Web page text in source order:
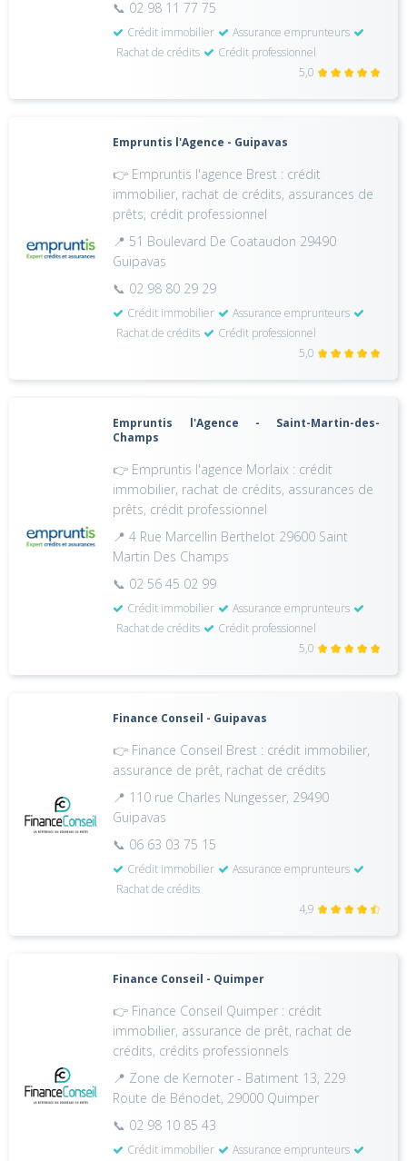
📞 02 98 11 77 75
Crédit immobilier
Assurance emprunteurs
Rachat de crédits
Crédit professionnel
5,0
Empruntis l'Agence - Guipavas
👉 Empruntis l'agence Brest : crédit
immobilier, rachat de crédits, assurances de
prêts, crédit professionnel
📍 51 Boulevard De Coataudon 29490
Guipavas
📞 02 98 80 29 29
Crédit immobilier
Assurance emprunteurs
Rachat de crédits
Crédit professionnel
5,0
Empruntis l'Agence - Saint-Martin-des-
Champs
👉 Empruntis l'agence Morlaix : crédit
immobilier, rachat de crédits, assurances de
prêts, crédit professionnel
📍 4 Rue Marcellin Berthelot 29600 Saint
Martin Des Champs
📞 02 56 45 02 99
Crédit immobilier
Assurance emprunteurs
Rachat de crédits
Crédit professionnel
5,0
Finance Conseil - Guipavas
👉 Finance Conseil Brest : crédit immobilier,
assurance de prêt, rachat de crédits
📍 110 rue Charles Nungesser, 29490
Guipavas
📞 06 63 03 75 15
Crédit immobilier
Assurance emprunteurs
Rachat de crédits
4,9
Finance Conseil - Quimper
👉 Finance Conseil Quimper : crédit
immobilier, assurance de prêt, rachat de
crédits, crédits professionnels
📍 Zone de Kernoter - Batiment 13, 229
Route de Bénodet, 29000 Quimper
📞 02 98 10 85 43
Crédit immobilier
Assurance emprunteurs